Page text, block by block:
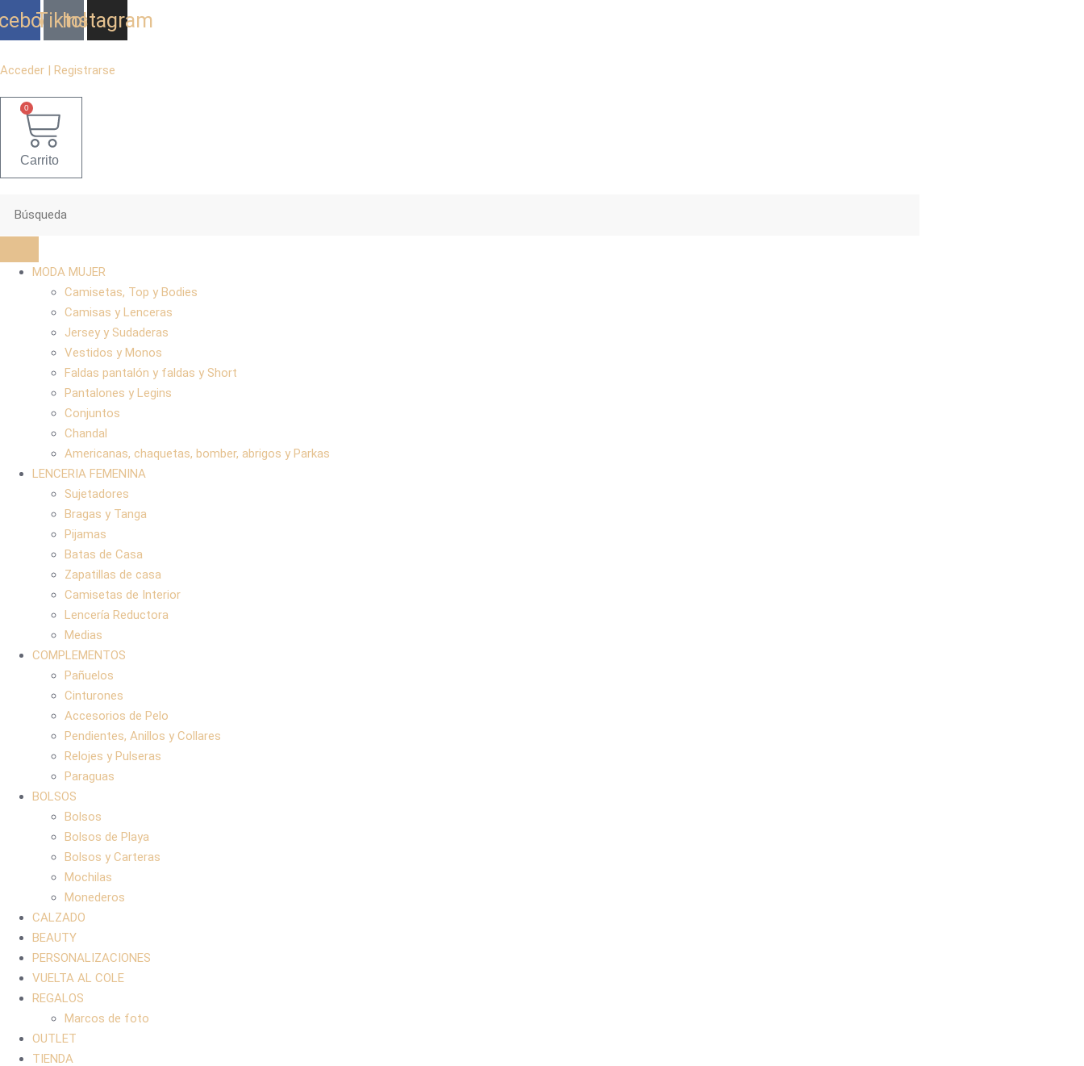
al
Tiktok
Instagram
Acceder | Registrarse
0
Carrito
MODA MUJER
Camisetas, Top y Bodies
Camisas y Lenceras
Jersey y Sudaderas
Vestidos y Monos
Faldas pantalón y faldas y Short
Pantalones y Legins
Conjuntos
Chandal
Americanas, chaquetas, bomber, abrigos y Parkas
LENCERIA FEMENINA
Sujetadores
Bragas y Tanga
Pijamas
Batas de Casa
Zapatillas de casa
Camisetas de Interior
Lencería Reductora
Medias
COMPLEMENTOS
Pañuelos
Cinturones
Accesorios de Pelo
Pendientes, Anillos y Collares
Relojes y Pulseras
Paraguas
BOLSOS
Bolsos
Bolsos de Playa
Bolsos y Carteras
Mochilas
Monederos
CALZADO
BEAUTY
PERSONALIZACIONES
VUELTA AL COLE
REGALOS
Marcos de foto
OUTLET
TIENDA